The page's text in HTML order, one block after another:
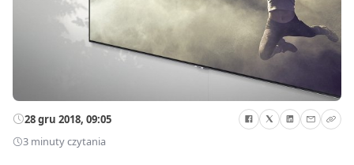
28 gru 2018, 09:05
3 minuty czytania